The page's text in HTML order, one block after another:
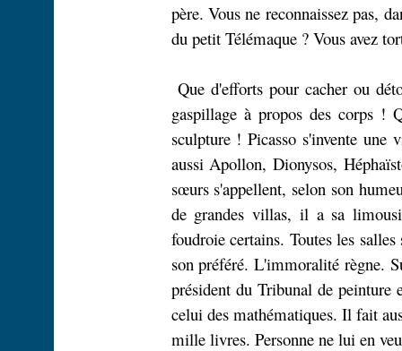
père. Vous ne reconnaissez pas,
du petit Télémaque ? Vous avez
Que d'efforts pour cacher ou
gaspillage à propos des corps !
sculpture ! Picasso s'invente une
aussi Apollon, Dionysos,
sœurs s'appellent, selon son
de grandes villas, il a sa
foudroie certains. Toutes les
son préféré. L'immoralité règne.
président du Tribunal de peinture
celui des mathématiques. Il fait
mille livres. Personne ne lui en